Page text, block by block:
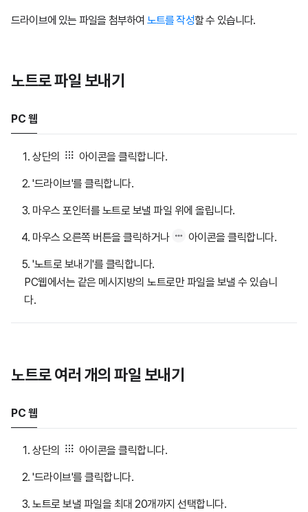
드라이브에 있는 파일을 첨부하여 노트를 작성할 수 있습니다.
노트로 파일 보내기
PC 웹
상단의 아이콘을 클릭합니다.
'드라이브'를 클릭합니다.
마우스 포인터를 노트로 보낼 파일 위에 올립니다.
마우스 오른쪽 버튼을 클릭하거나 아이콘을 클릭합니다.
'노트로 보내기'를 클릭합니다.
PC웹에서는 같은 메시지방의 노트로만 파일을 보낼 수 있습니
다.
노트로 여러 개의 파일 보내기
PC 웹
상단의 아이콘을 클릭합니다.
'드라이브'를 클릭합니다.
노트로 보낼 파일을 최대 20개까지 선택합니다.